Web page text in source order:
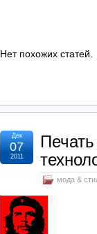
Нет похожих статей.
мода &
Дек
07
2011